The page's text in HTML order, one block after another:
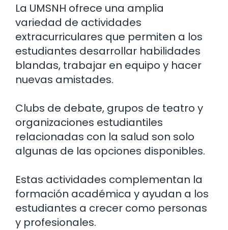
La UMSNH ofrece una amplia
variedad de actividades
extracurriculares que permiten a los
estudiantes desarrollar habilidades
blandas, trabajar en equipo y hacer
nuevas amistades.
Clubs de debate, grupos de teatro y
organizaciones estudiantiles
relacionadas con la salud son solo
algunas de las opciones disponibles.
Estas actividades complementan la
formación académica y ayudan a los
estudiantes a crecer como personas
y profesionales.